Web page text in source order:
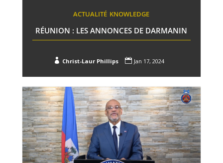
ACTUALITÉ KNOWLEDGE
RÉUNION : LES ANNONCES DE DARMANIN
 Christ-Laur Phillips  Jan 17, 2024